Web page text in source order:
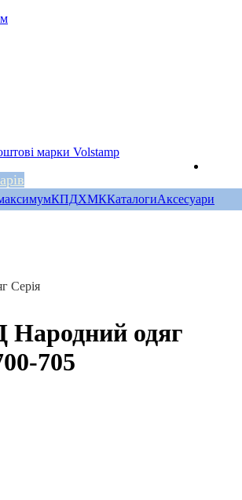
КПДХМККаталогиАксесуари
Серія
Народний одяг
705